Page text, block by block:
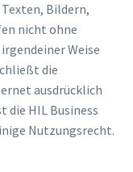
Bildern,
nicht ohne
Weise
die
ausdrücklich
die HIL Business
Nutzungsrecht.